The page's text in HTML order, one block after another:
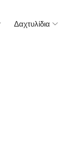
Δαχτυλίδια